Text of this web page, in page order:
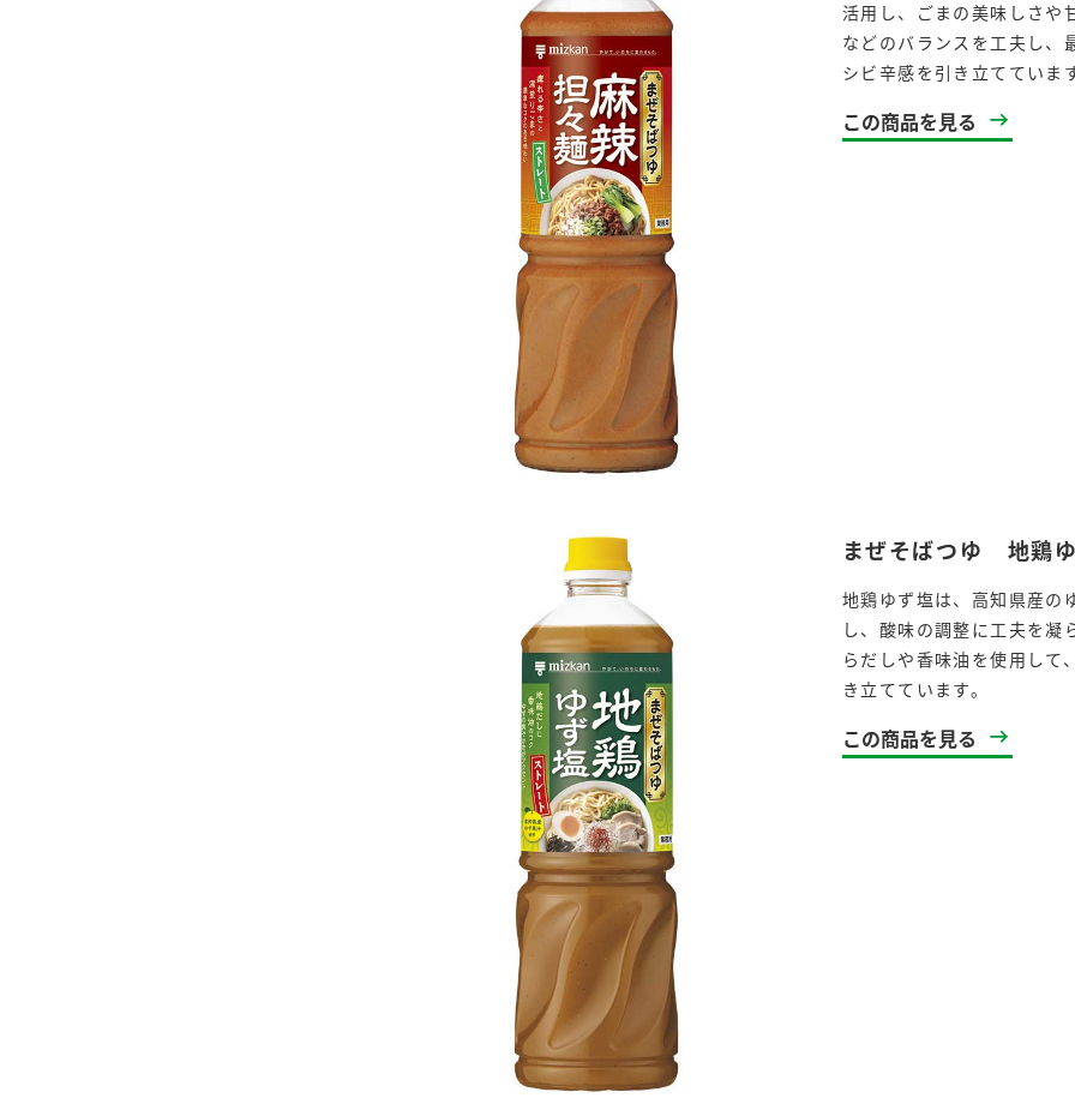
活用し、ごまの美味しさや
などのバランスを工夫し、
シビ辛感を引き立てていま
この商品を見る
まぜそばつゆ 地鶏
地鶏ゆず塩は、高知県産の
し、酸味の調整に工夫を凝
らだしや香味油を使用して
き立てています。
この商品を見る